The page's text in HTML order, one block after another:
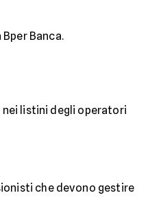
Banca.
nei listini degli operatori
che devono gestire